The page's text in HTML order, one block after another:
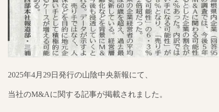
2025年4月29日発行の山陰中央新報にて、
当社のM&Aに関する記事が掲載されました。